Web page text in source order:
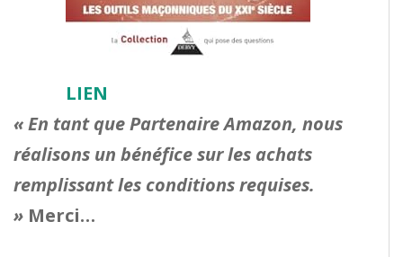
LIEN
« En tant que Partenaire Amazon, nous
réalisons un bénéfice sur les achats
remplissant les conditions requises.
» Merci…